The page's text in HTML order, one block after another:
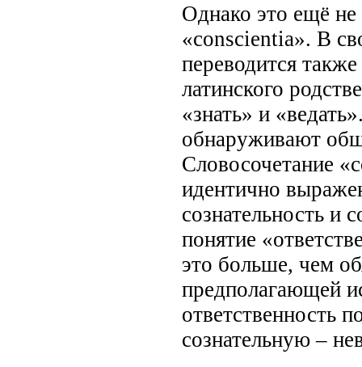
Однако это ещё не
«conscientia». В
переводится
латинского
«знать» и
обнаруживают
Словосочетание
идентично
сознательность и
понятие
это больше, чем
предполагающей
ответственность
сознательную –